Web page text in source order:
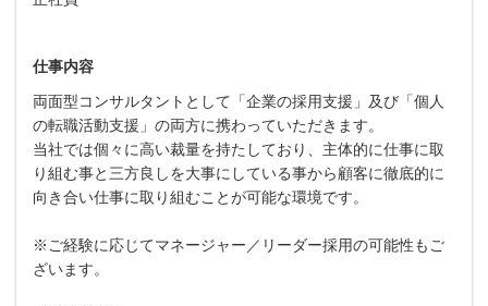
仕事内容
両面型コンサルタントとして「企業の採用支援」及び「個人
の転職活動支援」の両方に携わっていただきます。
当社では個々に高い裁量を持たしており、主体的に仕事に取
り組む事と三方良しを大事にしている事から顧客に徹底的に
向き合い仕事に取り組むことが可能な環境です。
※ご経験に応じてマネージャー／リーダー採用の可能性もご
ざいます。